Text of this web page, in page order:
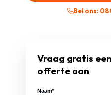
Bel ons:
Vraag gratis
offerte aan
Naam*